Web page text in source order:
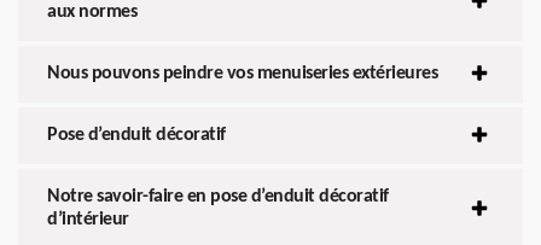
aux normes
Nous pouvons peindre vos menuiseries extérieures
Pose d’enduit décoratif
Notre savoir-faire en pose d’enduit décoratif
d’intérieur